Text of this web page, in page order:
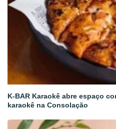
K-BAR Karaokê abre espaço
karaokê na Consolação